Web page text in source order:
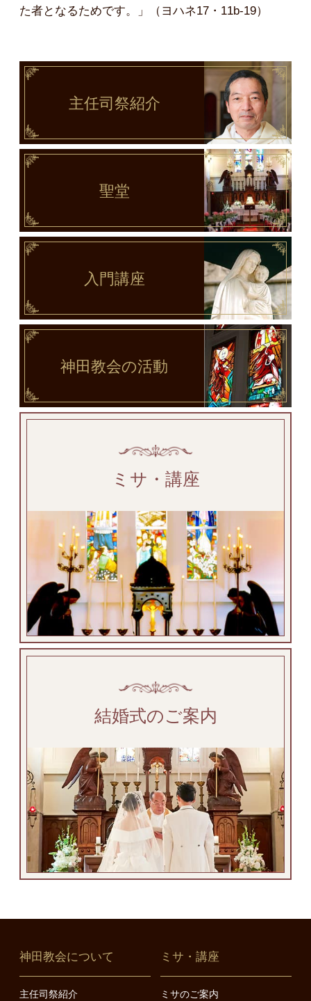
た者となるためです。」（ヨハネ17・11b-19）
主任司祭紹介
聖堂
入門講座
神田教会の活動
ミサ・講座
結婚式のご案内
神田教会について
主任司祭紹介
ミサ・講座
ミサのご案内